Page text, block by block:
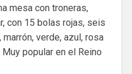
mesa con troneras,
con 15 bolas rojas, seis
verde, azul, rosa
popular en el Reino